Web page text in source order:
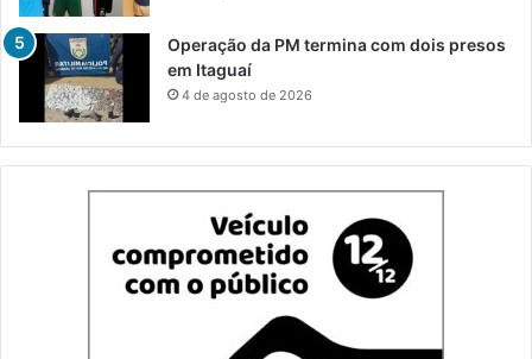
Operação da PM termina com dois presos
em Itaguaí
4 de agosto de 2026